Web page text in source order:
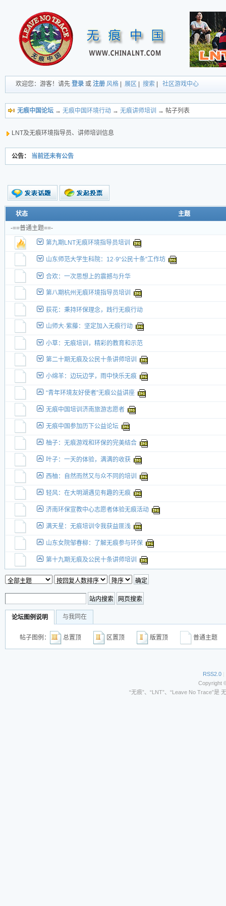
欢迎您：游客！请先 登录 或 注册 风格 展区 搜索 社区游戏中心
无痕中国论坛 → 无痕中国环境行动 → 无痕讲师培训 → 帖子列表
LNT及无痕环境指导员、讲师培训信息
公告： 当前还未有公告
新的主题
投票帖
新小字报
状态
主题
-==普通主题==-
第九期LNT无痕环境指导员培训
山东师范大学生科院：12·9“公民十条”工作坊
合欢：一次思想上的震撼与升华
第八期杭州无痕环境指导员培训
荻花：秉持环保理念，践行无痕行动
山师大·紫藤：坚定加入无痕行动
小草：无痕培训，精彩的教育和示范
第二十期无痕及公民十条讲师培训
小绵羊：边玩边学，雨中快乐无痕
“青年环境友好使者”无痕公益讲座
无痕中国培训济南旅游志愿者
无痕中国参加历下公益论坛
柚子：无痕游戏和环保的完美结合
叶子：一天的体验，满满的收获
西柚：自然而然又与众不同的培训
轻风：在大明湖遇见有趣的无痕
济南环保宣教中心志愿者体验无痕活动
满天星：无痕培训令我获益匪浅
山东女院邹春柳：了解无痕参与环保
第十九期无痕及公民十条讲师培训
论坛图例说明 与我同在
帖子图例： 总置顶 区置顶 版置顶 普通主
RSS2.0 |
Copyright
“无痕”、“LNT”、“Leave No Trace”是